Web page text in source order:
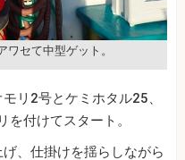
セて中型ゲット。
リ2号とケミホタル25、
付けてスタート。
、仕掛けを揺らしながら